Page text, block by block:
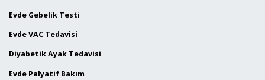
Evde Gebelik Testi
Evde VAC Tedavisi
Diyabetik Ayak Tedavisi
Evde Palyatif Bakım